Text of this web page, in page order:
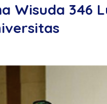
Wisuda 346